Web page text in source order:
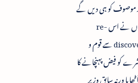
موصوف کو ہی دیں گے
جنہوں نے اس re-
discovery سے قوم و
کو فیض پہنچانے کا
ورنہ سابق وزیرِ